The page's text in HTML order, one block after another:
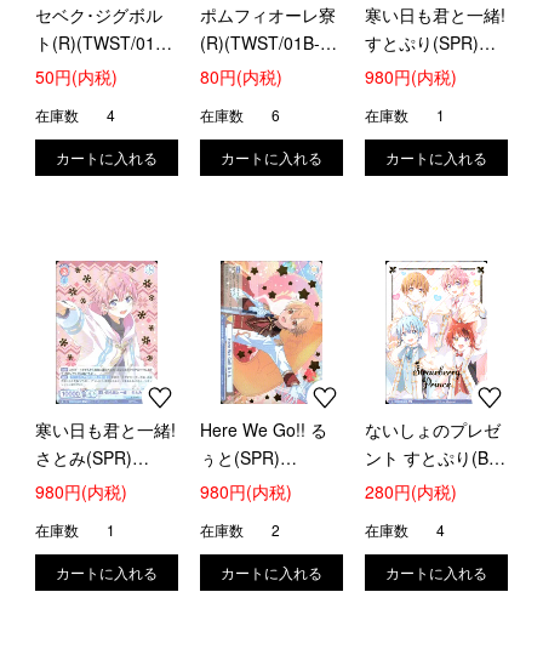
セベク･ジグボル
ト(R)(TWST/01B-
005)
50円(内税)
在庫数 4
ポムフィオーレ寮
(R)(TWST/01B-
064)
80円(内税)
在庫数 6
寒い日も君と一緒!
すとぷり(SPR)
(STPR/01B-
980円(内税)
在庫数 1
寒い日も君と一緒!
さとみ(SPR)
(STPR/01B-
980円(内税)
在庫数 1
Here We Go!! る
ぅと(SPR)
(STPR/01B-
980円(内税)
在庫数 2
ないしょのプレゼ
ント すとぷり(BR)
(STPR/01B-061B)
280円(内税)
在庫数 4